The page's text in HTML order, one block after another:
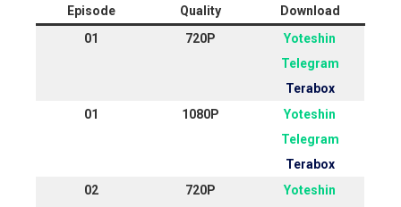
Episode Quality
Download
01
720P
Yoteshin
Telegram
Terabox
01
1080P
Yoteshin
Telegram
Terabox
02
720P
Yoteshin